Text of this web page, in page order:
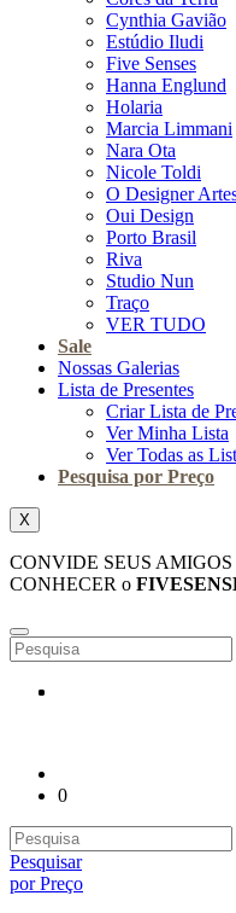
Cynthia Gavião
Estúdio Iludi
Five Senses
Hanna Englund
Holaria
Marcia Limmani
Nara Ota
Nicole Toldi
O Designer
Oui Design
Porto Brasil
Riva
Studio Nun
Traço
VER TUDO
Sale
Nossas Galerias
Lista de Presentes
Criar Lista de
Ver Minha Lista
Ver Todas as
Pesquisa por Preço
X
CONVIDE SEUS AMIGOS
CONHECER o
0
Pesquisar
por Preço